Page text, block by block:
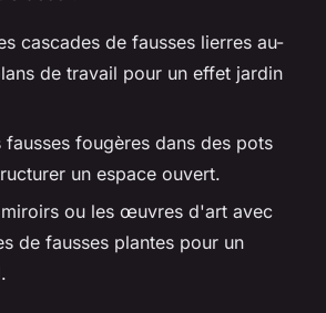
cascades de fausses lierres au-
de travail pour un effet jardin
fausses fougères dans des pots
un espace ouvert.
miroirs ou les œuvres d'art avec
de fausses plantes pour un